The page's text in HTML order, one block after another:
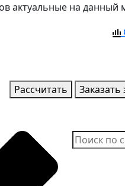
актуальные на
Рассчитать Заказать